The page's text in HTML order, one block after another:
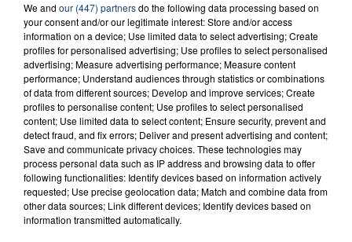
29 août 2025
LE MOT CASH !
We and our (447) partnersdo the following data processing based on
your consent and/or our legitimate interest: Store and/or access
information on a device; Use limited data to select advertising; Create
profiles for personalised advertising; Use profiles to select personalised
advertising; Measure advertising performance; Measure content
performance; Understand audiences through statistics or combinations
of data from different sources; Develop and improve services; Create
profiles to personalise content; Use profiles to select personalised
content; Use limited data to select content; Ensure security, prevent and
detect fraud, and fix errors; Deliver and present advertising and content;
Save and communicate privacy choices. These technologies may
process personal data such as IP address and browsing data to offer
following functionalities: Identify devices based on information actively
requested; Use precise geolocation data; Match and combine data from
other data sources; Link different devices; Identify devices based on
information transmitted automatically.